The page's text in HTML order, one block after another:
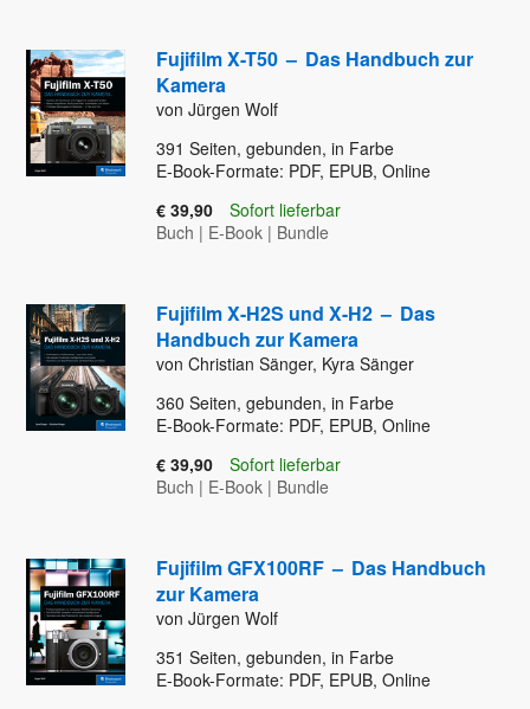
Fujifilm X-T50 – Das Handbuch zur
Kamera
von Jürgen Wolf
391 Seiten, gebunden, in Farbe
E-Book-Formate: PDF, EPUB, Online
€ 39,90
Sofort lieferbar
Buch | E-Book | Bundle
Fujifilm X-H2S und X-H2 – Das
Handbuch zur Kamera
von Christian Sänger, Kyra Sänger
360 Seiten, gebunden, in Farbe
E-Book-Formate: PDF, EPUB, Online
€ 39,90
Sofort lieferbar
Buch | E-Book | Bundle
Fujifilm GFX100RF – Das Handbuch
zur Kamera
von Jürgen Wolf
351 Seiten, gebunden, in Farbe
E-Book-Formate: PDF, EPUB, Online